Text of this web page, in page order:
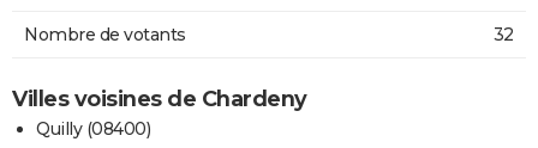
Nombre de votants 32
Villes voisines de Chardeny
Quilly (08400)